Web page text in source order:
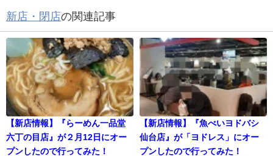
新店・閉店の関連記事
【新店情報】『らーめん一品堂
六丁の目店』が２月12日にオー
プンしたので行ってみた！
【新店情報】『魚べいヨドバシ
仙台店』が「ヨドレス」にオー
プンしたので行ってみた！